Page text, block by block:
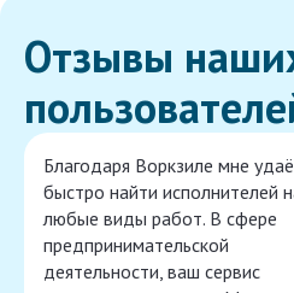
Отзывы
Благодаря Воркзиле мне
быстро найти исполнителей
любые виды работ. В сфере
предпринимательской
деятельности, ваш сервис